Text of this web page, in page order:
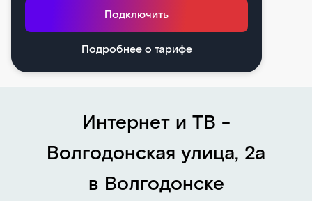
Подключить
Подробнее о тарифе
Интернет и ТВ -
Волгодонская улица, 2а
в Волгодонске